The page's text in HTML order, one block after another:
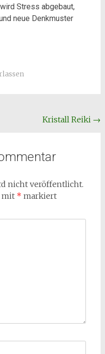
Stress abgebaut,
neue Denkmuster
Kristall Reiki →
nicht veröffentlicht.
mit * markiert